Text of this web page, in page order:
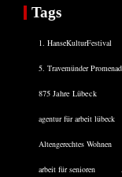
Tags
1. HanseKulturFestival
5. Travemünder
875 Jahre Lübeck
agentur für arbeit lübeck
Altengerechtes Wohnen
arbeit für senioren